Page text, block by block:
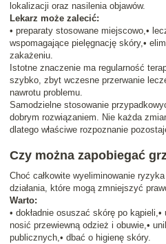
lokalizacji oraz nasilenia objawów.
Lekarz może zalecić:
• preparaty stosowane miejscowo,•
wspomagające pielęgnację skóry,•
zakażeniu.
Istotne znaczenie ma regularność
szybko, zbyt wczesne przerwanie
nawrotu problemu.
Samodzielne stosowanie
dobrym rozwiązaniem. Nie każda
dlatego właściwe rozpoznanie
Czy można zapobiegać
Choć całkowite wyeliminowanie
działania, które mogą zmniejszyć
Warto:
• dokładnie osuszać skórę po kąpieli,•
nosić przewiewną odzież i obuwie,•
publicznych,• dbać o higienę skóry.